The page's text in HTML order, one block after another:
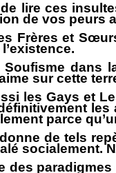
de lire ces
de vos peurs
Frères et
Soufisme dans
sur cette
les Gays et
les
parce
de tels
socialement.
des